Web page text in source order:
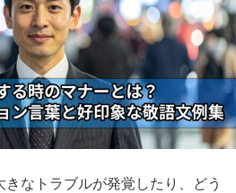
なトラブルが発覚したり、どう